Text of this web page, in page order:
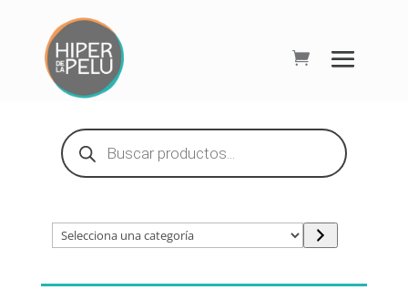
Búsqueda
de
productos
Selecciona